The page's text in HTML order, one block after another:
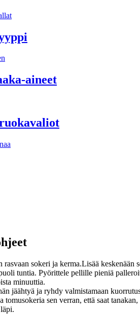
aineet
rasvaan sokeri ja kerma.Lisää
tuntia. Pyörittele pellille pieniä
minuuttia.
jäähtyä ja ryhdy valmistamaan
tomusokeria sen verran, että saat